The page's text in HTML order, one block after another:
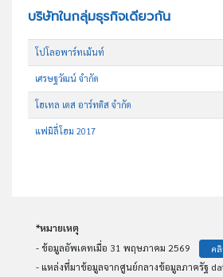
บริษัทในกลุ่มธุรกิจเดียวกัน
โปโลอพาร์ทเม้นท์
เศรษฐวัฒน์ จำกัด
โฮเทล เดส อาร์ทติส จำกัด
แฟมิลี่โฮม 2017
*หมายเหตุ
- ข้อมูลอัพเดทเมื่อ 31 พฤษภาคม 2569
ค
- แหล่งที่มาข้อมูลจากศูนย์กลางข้อมูลภาครัฐ